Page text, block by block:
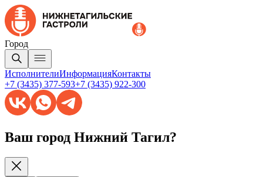
Город
ИсполнителиИнформацияКонтакты
+7 (3435) 377-593+7 (3435) 922-300
Ваш город Нижний Тагил?